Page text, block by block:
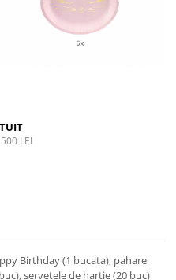
LEI
Birthday (1 bucata), pahare
servetele de hartie (20 buc)